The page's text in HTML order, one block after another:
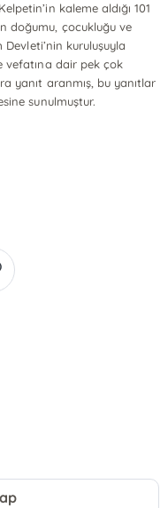
kaleme aldığı 101
doğumu, çocukluğu ve
kuruluşuyla
vefatına dair pek çok
yanıt aranmış, bu yanıtlar
sunulmuştur.